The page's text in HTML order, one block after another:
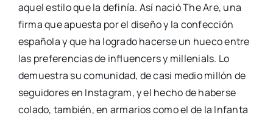
aquel esti­lo que la defi­nía. Así nació The Are, una
fir­ma que apues­ta por el dise­ño y la con­fec­ción
espa­ño­la y que ha logra­do hacer­se un hue­co entre
las pre­fe­ren­cias de influen­cers y mille­nials. Lo
demues­tra su comu­ni­dad, de casi medio millón de
segui­do­res en Ins­ta­gram, y el hecho de haber­se
cola­do, tam­bién, en arma­rios como el de la Infan­ta